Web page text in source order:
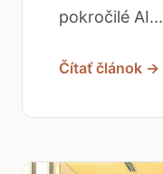
pokročilé AI...
Čítať článok →